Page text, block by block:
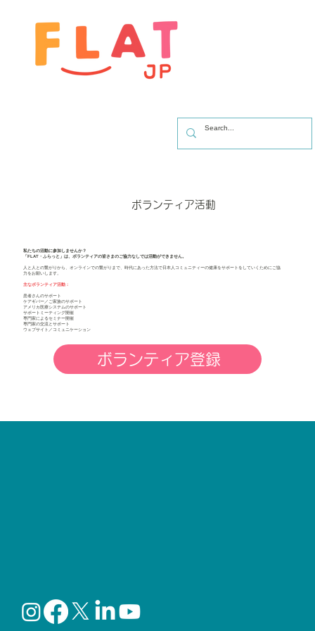
ボランティア活動
私たちの活動に参加しませんか？
「FLAT・ふらっと」は、ボランティアの皆さまのご協力なしでは活動ができません。
人と人との繋がりから、オンラインでの繋がりまで、時代にあった方法で日本人コミュニティーの健康をサポートをしていくためにご協
力をお願いします。
主なボランティア活動：
患者さんのサポート
ケアギバー／ご家族のサポート
アメリカ医療システムのサポート
サポートミーティング開催
専門家によるセミナー開催
専門家の交流とサポート
ウェブサイト／コミュニケーション
ボランティア登録